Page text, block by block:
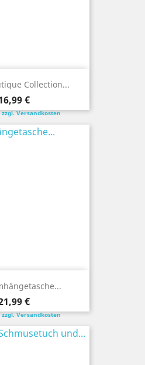
Collection...
€
zzgl. Versandkosten
€
zzgl. Versandkosten